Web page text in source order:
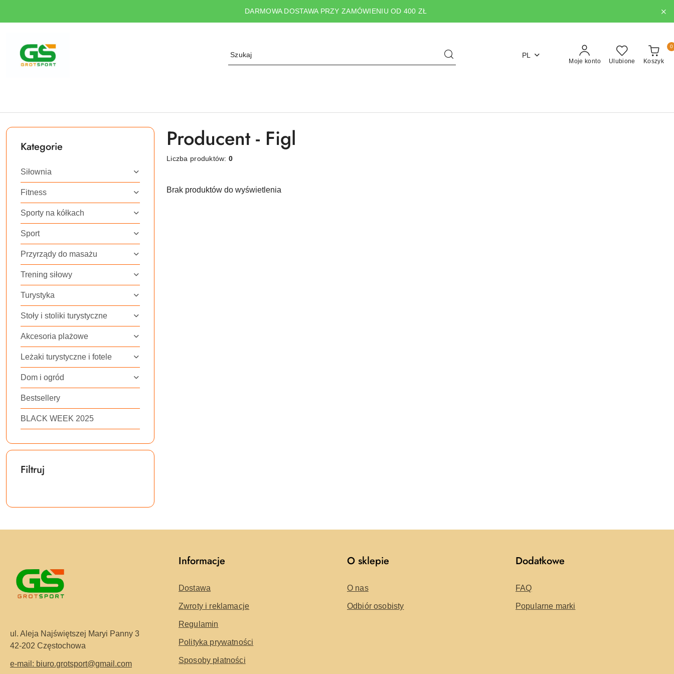
DARMOWA DOSTAWA PRZY ZAMÓWIENIU OD 400 ZŁ
PL
Moje konto Ulubione Koszyk
0
Kategorie
Siłownia
Fitness
Sporty na kółkach
Sport
Przyrządy do masażu
Trening siłowy
Turystyka
Stoły i stoliki turystyczne
Akcesoria plażowe
Leżaki turystyczne i fotele
Dom i ogród
Bestsellery
BLACK WEEK 2025
Filtruj
Producent - Figl
Liczba produktów:0
Brak produktów do wyświetlenia
ul. Aleja Najświętszej Maryi Panny 3
42-202 Częstochowa
e-mail: biuro.grotsport@gmail.com
Informacje
Dostawa
Zwroty i reklamacje
Regulamin
Polityka prywatności
Sposoby płatności
O sklepie
O nas
Odbiór osobisty
Dodatkowe
FAQ
Popularne marki